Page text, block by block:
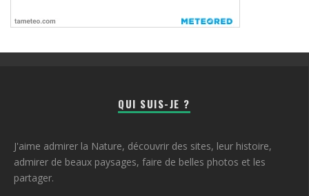
QUI SUIS-JE ?
J'aime admirer la Nature, découvrir des sites, leur histoire,
admirer de beaux paysages, faire de belles photos et les
partager.